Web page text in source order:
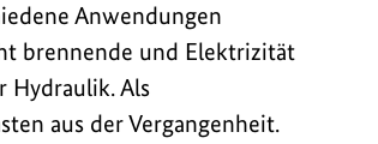
Anwendungen
brennende und Elektrizität
Hydraulik. Als
aus der Vergangenheit.